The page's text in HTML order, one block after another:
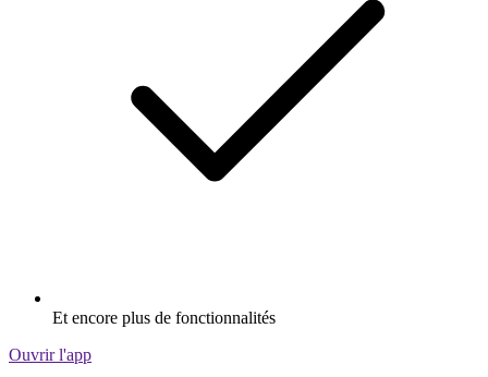
Et encore plus de fonctionnalités
Ouvrir l'app